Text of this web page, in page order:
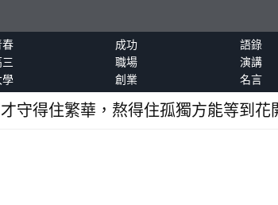
春 成功 語錄
職場 演講
學 創業 名言
守得住繁華，熬得住孤獨方能等到花